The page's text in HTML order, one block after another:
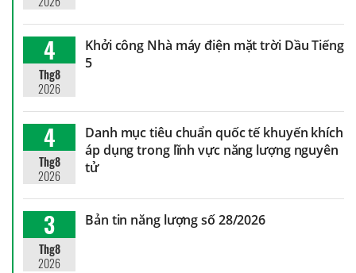
4
Thg8
2026
Khởi công Nhà máy điện mặt trời Dầu Tiếng
5
4
Thg8
2026
Danh mục tiêu chuẩn quốc tế khuyến khích
áp dụng trong lĩnh vực năng lượng nguyên
tử
3
Thg8
2026
Bản tin năng lượng số 28/2026